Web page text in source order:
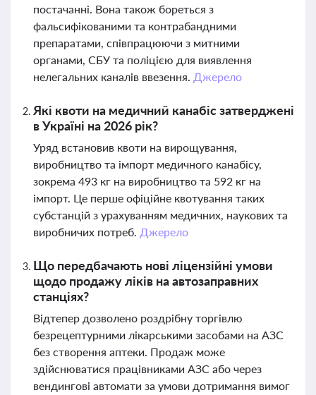
постачанні. Вона також бореться з
фальсифікованими та контрабандними
препаратами, співпрацюючи з митними
органами, СБУ та поліцією для виявлення
нелегальних каналів ввезення. Джерело
Які квоти на медичний канабіс затверджені
в Україні на 2026 рік?
Уряд встановив квоти на вирощування,
виробництво та імпорт медичного канабісу,
зокрема 493 кг на виробництво та 592 кг на
імпорт. Це перше офіційне квотування таких
субстанцій з урахуванням медичних, наукових та
виробничих потреб. Джерело
Що передбачають нові ліцензійні умови
щодо продажу ліків на автозаправних
станціях?
Відтепер дозволено роздрібну торгівлю
безрецептурними лікарськими засобами на АЗС
без створення аптеки. Продаж може
здійснюватися працівниками АЗС або через
вендингові автомати за умови дотримання вимог